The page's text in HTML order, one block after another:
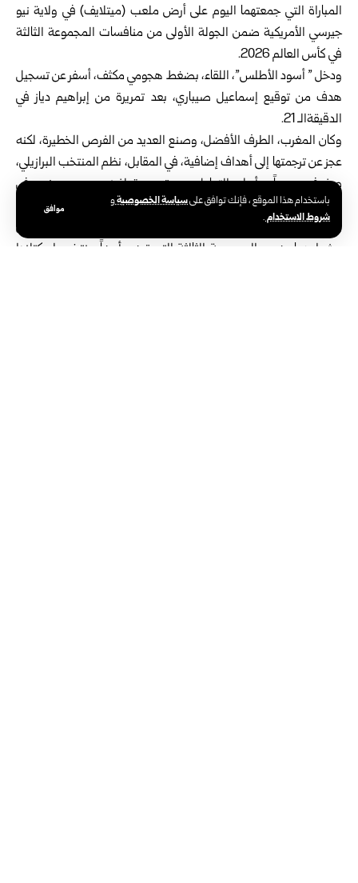
باستخدام هذا الموقع ، فإنك توافق علىسياسة الخصوصيةو
شروط الاستخدام.
موافق
‏المباراة التي جمعتهما اليوم على أرض ملعب (ميتلايف) ‏في ولاية نيو
جيرسي ‏الأمريكية ضمن الجولة الأولى من منافسات المجموعة ‏الثالثة
في كأس العالم 2026.‏
ودخل ” أسود الأطلس”، اللقاء، بضغط هجومي مكثف، أسفر عن تسجيل
‏هدف من توقيع إسماعيل صيباري، بعد تمريرة من إبراهيم دياز في
الدقيقةالـ ‌21.‏
وكان المغرب، الطرف الأفضل، وصنع العديد من الفرص الخطيرة، لكنه
عجز عن ترجمتها إلى أهداف إضافية، في المقابل، نظم المنتخب ‏البرازيلي،
صفوفه سريعاً، وأدرك التعادل من تسديدة لفينيسيوس جونيور في
‏الدقيقة الـ 32 من داخل منطقة الجزاء.‏
وبهذه النتيجة حصد كل من المغرب والبرازيل نقطة واحدة في مستهل
‏مشوارهما ضمن المجموعة الثالثة التي تضم أيضاً منتخبي اسكتلندا